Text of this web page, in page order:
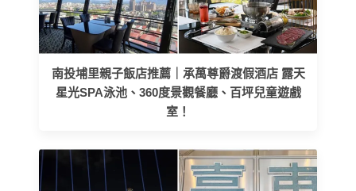
南投埔里親子飯店推薦｜承萬尊爵渡假酒店 露天
星光SPA泳池、360度景觀餐廳、百坪兒童遊戲
室！